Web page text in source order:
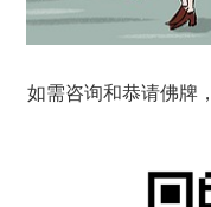
如需咨询和恭请佛牌